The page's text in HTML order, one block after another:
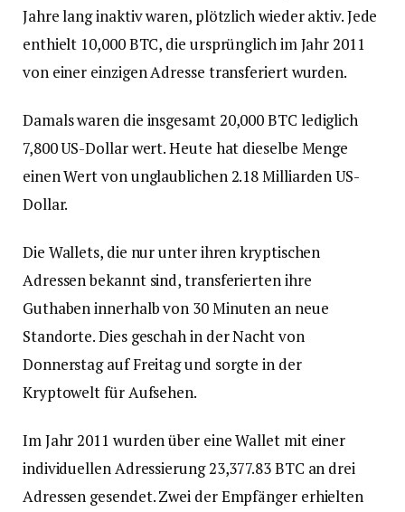
Jahre lang inaktiv waren, plötzlich wieder aktiv. Jede
enthielt 10,000 BTC, die ursprünglich im Jahr 2011
von einer einzigen Adresse transferiert wurden.
Damals waren die insgesamt 20,000 BTC lediglich
7,800 US-Dollar wert. Heute hat dieselbe Menge
einen Wert von unglaublichen 2.18 Milliarden US-
Dollar.
Die Wallets, die nur unter ihren kryptischen
Adressen bekannt sind, transferierten ihre
Guthaben innerhalb von 30 Minuten an neue
Standorte. Dies geschah in der Nacht von
Donnerstag auf Freitag und sorgte in der
Kryptowelt für Aufsehen.
Im Jahr 2011 wurden über eine Wallet mit einer
individuellen Adressierung 23,377.83 BTC an drei
Adressen gesendet. Zwei der Empfänger erhielten